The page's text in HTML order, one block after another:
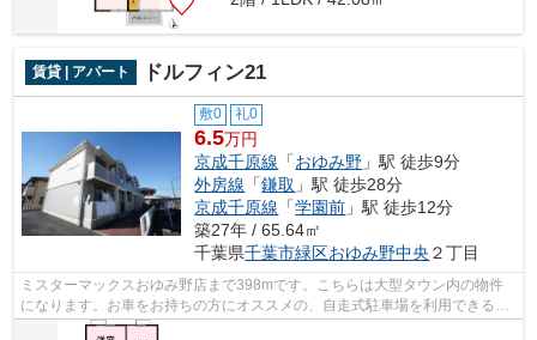
賃貸 | アパート ドルフィン21
敷0 礼0
6.5万円
京成千原線 「おゆみ野 」駅 徒歩9分
外房線 「鎌取 」駅 徒歩28分
京成千原線 「学園前 」駅 徒歩12分
築27年 / 65.64㎡
千葉県千葉市緑区おゆみ野中央 ２丁目
ミスターマックスおゆみ野店まで398mです。こちらは大型タウン内の物件
になります。お車をお持ちの方にオススメの、自走式駐車場を利用できる物
件です。株式会社ネイティブ・トラスト...